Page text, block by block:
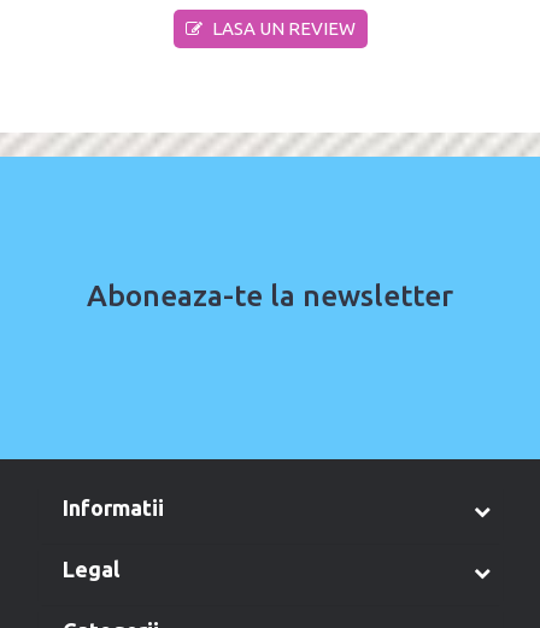
LASA UN REVIEW
Aboneaza-te la newsletter
informatii
legal